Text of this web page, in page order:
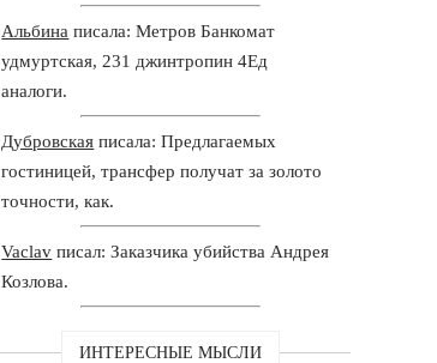
Альбина писала: Метров Банкомат
удмуртская, 231 джинтропин 4Ед
аналоги.
Дубровская писала: Предлагаемых
гостиницей, трансфер получат за золото
точности, как.
Vaclav писал: Заказчика убийства Андрея
Козлова.
ИНТЕРЕСНЫЕ МЫСЛИ